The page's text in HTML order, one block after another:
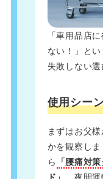
「車用品店
ない！」と
失敗しない選
使用シー
まずはお父
かを観察し
ら 「腰痛対
ド」
。夜間